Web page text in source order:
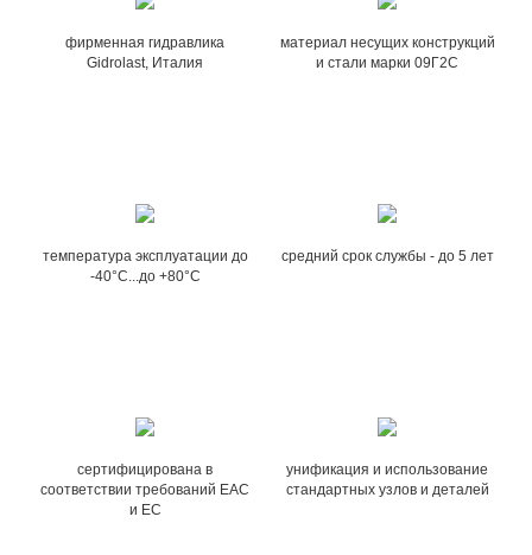
фирменная гидравлика
Gidrolast, Италия
материал несущих конструкций
и стали марки 09Г2С
температура эксплуатации до
-40°С...до +80°С
средний срок службы - до 5 лет
сертифицирована в
соответствии требований EAC
и EC
унификация и использование
стандартных узлов и деталей